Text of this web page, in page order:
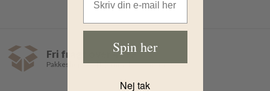
Fri fragt over 499,-
Pakkeshop 35,- | Hjemmelevering fra 39,-
Spin her
Nej tak